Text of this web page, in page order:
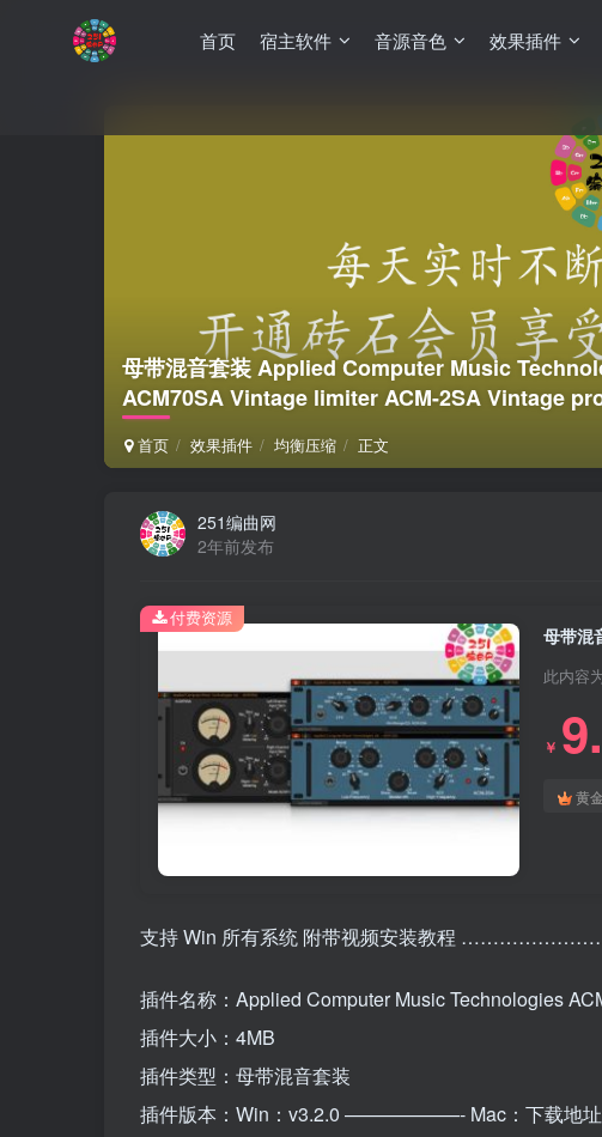
首页 宿主软件 音源音色 效果插件
母带混音套装 Applied Computer Music
ACM70SA Vintage limiter ACM-2SA Vintage
首页 效果插件 均衡压缩 正文
251编曲网
2年前发布
此内容
￥
黄
付费资源
支持 Win 所有系统 附带视频安装教程
插件名称：Applied Computer Music Technologies
插件大小：4MB
插件类型：母带混音套装
插件版本：Win：v3.2.0 ——————- Mac：下载地